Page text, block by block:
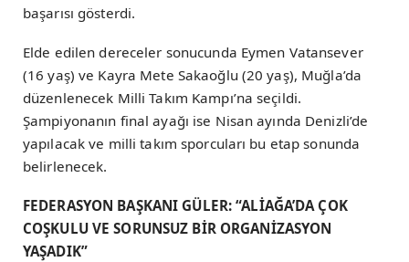
başarısı gösterdi.
Elde edilen dereceler sonucunda Eymen Vatansever
(16 yaş) ve Kayra Mete Sakaoğlu (20 yaş), Muğla’da
düzenlenecek Milli Takım Kampı’na seçildi.
Şampiyonanın final ayağı ise Nisan ayında Denizli’de
yapılacak ve milli takım sporcuları bu etap sonunda
belirlenecek.
FEDERASYON BAŞKANI GÜLER: “ALİAĞA’DA ÇOK
COŞKULU VE SORUNSUZ BİR ORGANİZASYON
YAŞADIK”